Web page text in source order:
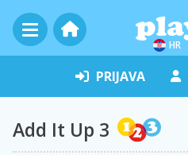
HR
PRIJAVA
Add It Up 3